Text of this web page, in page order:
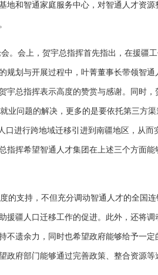
地和智通家庭服务中心，对智通人才资
。会上，贺宇总指挥首先指出，在援疆
规划与开展过程中，叶菁董事长带领智
宇总指挥表示高度的赞赏与感谢。同时
业问题的解决，更多的是要依托第三方
口进行跨地域迁移引进到南疆地区，从
指挥希望智通人才集团在上述三个方面
支持，不但充分调动智通人才的全国
援疆人口迁移工作的促进。此外，还将
不遗余力，同时也希望政府能够给予一
府部门能够通过完善政策、整合资源等